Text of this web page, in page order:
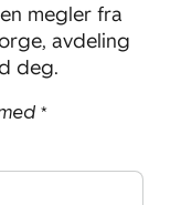
megler fra
avdeling
deg.
*